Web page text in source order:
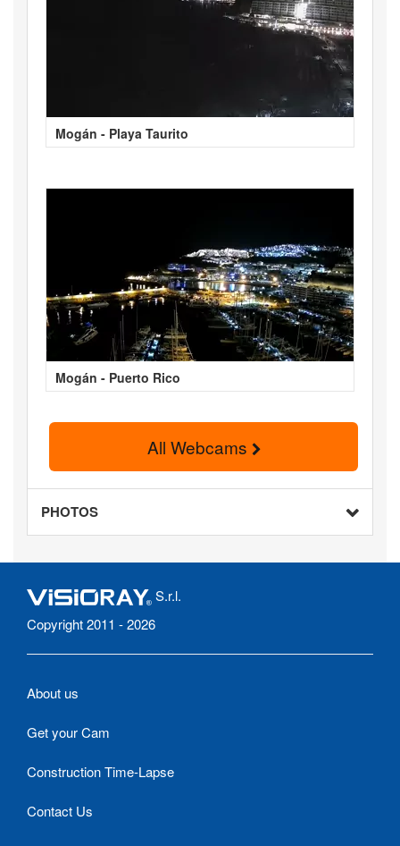
Mogán - Playa Taurito
Mogán - Puerto Rico
All Webcams
PHOTOS
S.r.l.
Copyright 2011 - 2026
About us
Get your Cam
Construction Time-Lapse
Contact Us